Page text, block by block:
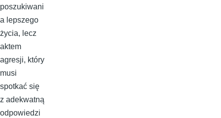
poszukiwani
a lepszego
życia, lecz
aktem
agresji, który
musi
spotkać się
z adekwatną
odpowiedzi